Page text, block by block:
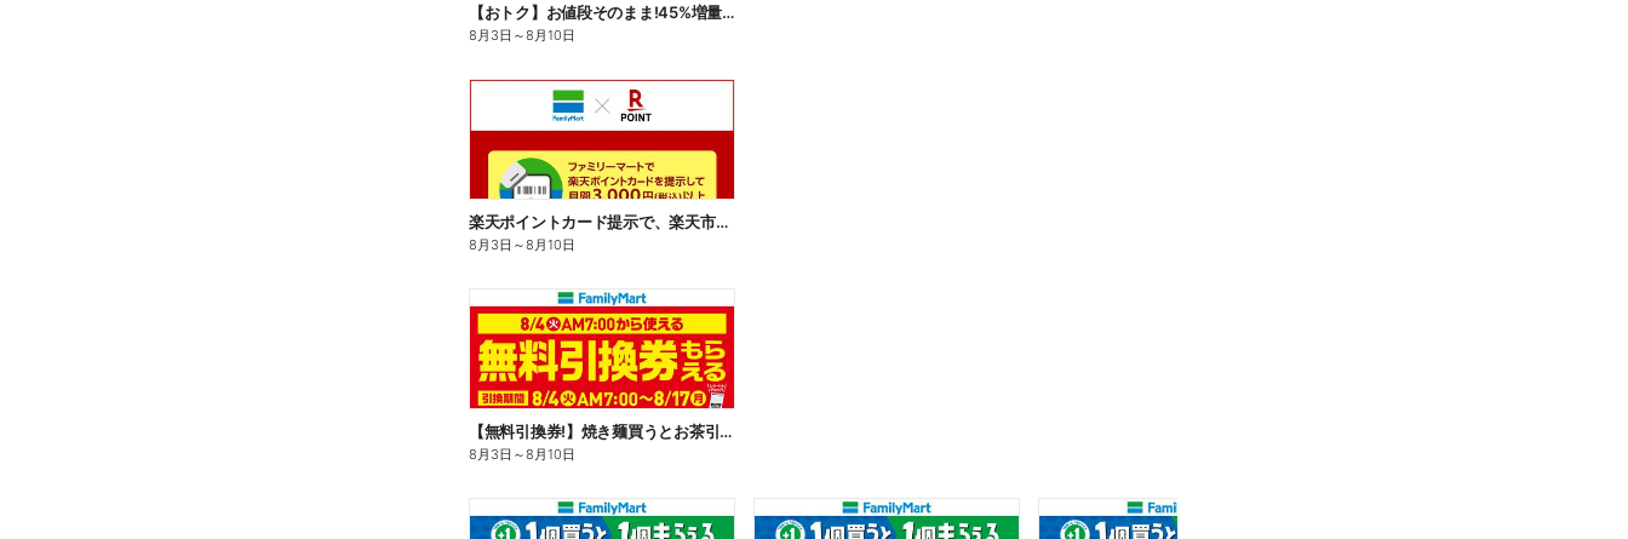
【おトク】お値段そのまま!45%増量作戦!
8月3日 ～8月10日
楽天ポイントカード提示で、楽天市場でのお買い物がおトクに!
8月3日 ～8月10日
【無料引換券!】焼き麺買うとお茶引換券貰える!
8月3日 ～8月10日